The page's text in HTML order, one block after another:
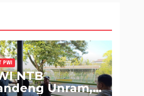
PWI
NTB
Unram,